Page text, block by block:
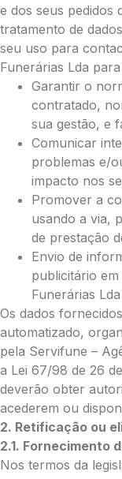
Média
O seu
O seu
Total:
0.00
€
e dos seus pedidos
tratamento de
seu uso para
Funerárias Lda
Garantir o
contratado,
sua gestão, e
Comunicar
problemas e/
impacto nos
Promover a
usando a via,
de prestação
Envio de
publicitário
Funerárias
Os dados
automatizado,
pela Servifune –
a Lei 67/98 de 26
deverão obter
acederem ou
2. Retificação ou
2.1. Fornecimento
Nos termos da